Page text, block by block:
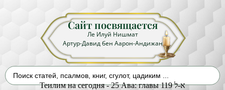
Сайт посвящается
Ле Илуй Нишмат
Артур-Давид бен Аарон-Андижан
Теилим на сегодня - 25 Ава: главы 119 א-ל